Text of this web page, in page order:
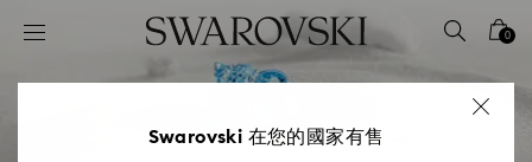
Accesskeys list 0
Swarovski 在您的國家有售